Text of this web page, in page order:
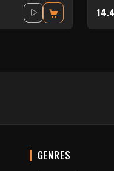
GENRES